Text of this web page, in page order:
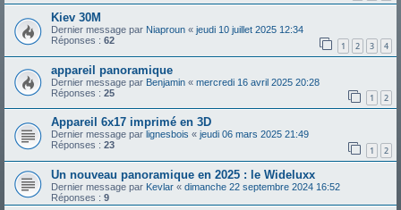
Kiev 30M
Dernier message par Niaproun « jeudi 10 juillet 2025 12:34
Réponses : 62 1 2 3 4
appareil panoramique
Dernier message par Benjamin « mercredi 16 avril 2025 20:28
Réponses : 25 1 2
Appareil 6x17 imprimé en 3D
Dernier message par lignesbois « jeudi 06 mars 2025 21:49
Réponses : 23 1 2
Un nouveau panoramique en 2025 : le Wideluxx
Dernier message par Kevlar « dimanche 22 septembre 2024 16:52
Réponses : 9